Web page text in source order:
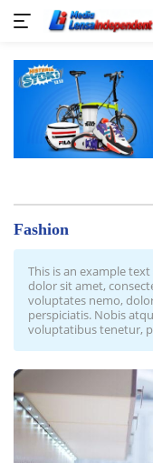
konten
Fashion
This is an example
dolor sit amet,
voluptates nemo,
perspiciatis. Nobis
voluptatibus tenetur,